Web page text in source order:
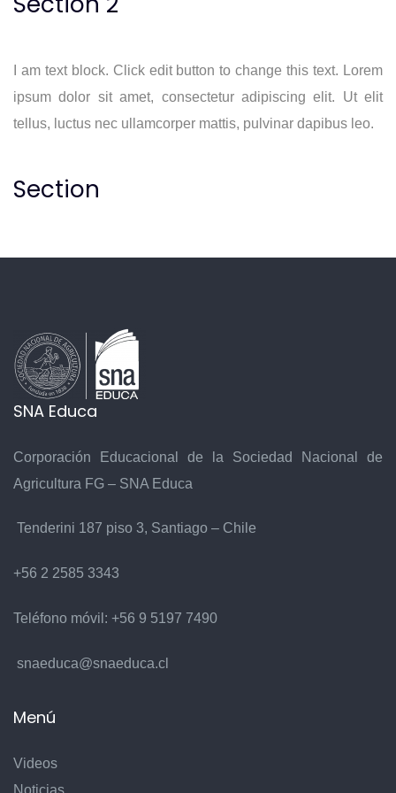
I am text block. Click edit button to change this text. Lorem
ipsum dolor sit amet, consectetur adipiscing elit. Ut elit
tellus, luctus nec ullamcorper mattis, pulvinar dapibus leo.
Section
SNA Educa
Corporación Educacional de la Sociedad Nacional de
Agricultura FG – SNA Educa
Tenderini 187 piso 3, Santiago – Chile
+56 2 2585 3343
Teléfono móvil: +56 9 5197 7490
snaeduca@snaeduca.cl
Menú
Videos
Noticias